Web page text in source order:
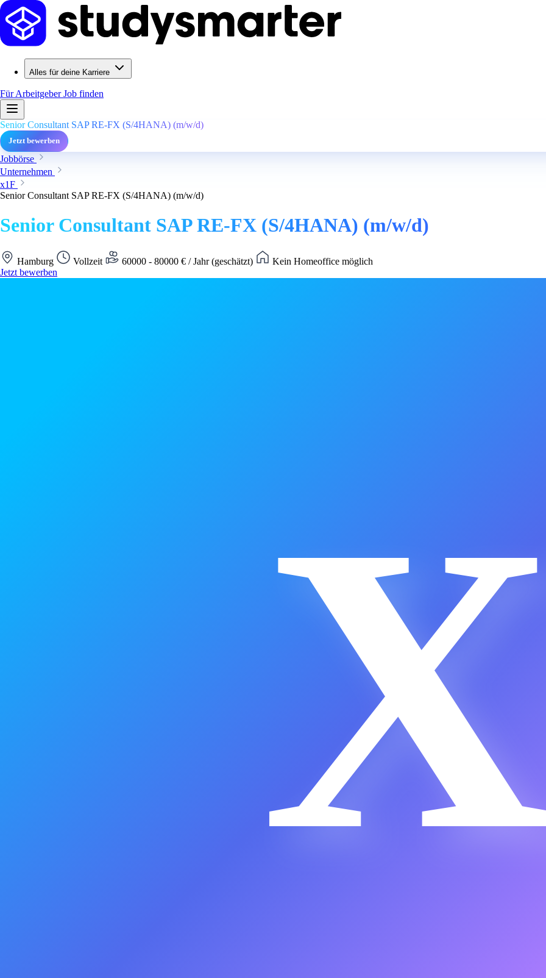
Alles für deine Karriere
Für ArbeitgeberJob finden
Senior Consultant SAP RE-FX (S/4HANA) (m/w/d)
Jetzt bewerben
Jobbörse
Unternehmen
x1F
Senior Consultant SAP RE-FX (S/4HANA) (m/w/d)
Senior Consultant SAP RE-FX (S/4HANA) (m/w/d)
Hamburg Vollzeit 60000 - 80000 € / Jahr (geschätzt)
Kein Homeoffice möglich
Jetzt bewerben